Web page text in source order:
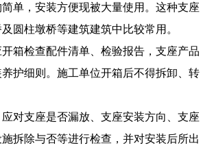
单，安装方便现被大量使用。这种支座
圆柱墩桥等建筑建筑中比较常用。
箱检查配件清单、检验报告，支座产品
护细则。施工单位开箱后不得拆卸、转
对支座是否漏放、支座安装方向、支座
拆除与否等进行检查，并对安装后所出